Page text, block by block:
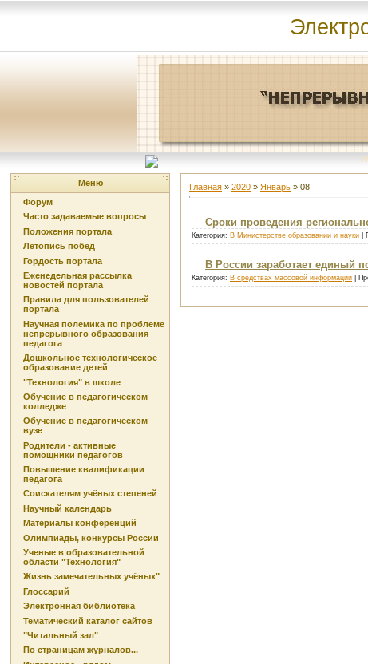
Меню
Форум
Часто задаваемые вопросы
Положения портала
Летопись побед
Гордость портала
Еженедельная рассылка
новостей портала
Правила для пользователей
портала
Научная полемика по проблеме
непрерывного образования
педагога
Дошкольное технологическое
образование детей
"Технология" в школе
Обучение в педагогическом
колледже
Обучение в педагогическом
вузе
Родители - активные
помощники педагогов
Повышение квалификации
педагога
Соискателям учёных степеней
Научный календарь
Материалы конференций
Олимпиады, конкурсы России
Ученые в образовательной
области "Технология"
Жизнь замечательных учёных"
Глоссарий
Электронная библиотека
Тематический каталог сайтов
"Читальный зал"
По страницам журналов...
Главная » 2020 » Январь » 08
Сроки проведения
Категория: В Министерстве образовании и науки |
В России заработает единый
Категория: В средствах массовой информации |